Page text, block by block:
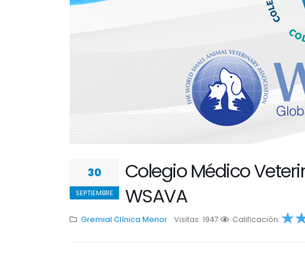
30
SEPTIEMBRE
Colegio Médico
WSAVA
Gremial Clínica Menor Visitas: 1947 Calificación:
1 2 3 4 5